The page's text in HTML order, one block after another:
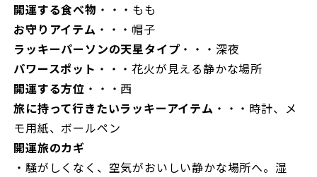
開運する食べ物 ・・・もも
お守りアイテム ・・・帽子
ラッキーパーソンの天星タイプ ・・・深夜
パワースポット ・・・花火が見える静かな場所
開運する方位 ・・・西
旅に持って行きたいラッキーアイテム ・・・時計、メ
モ用紙、ボールペン
開運旅のカギ
・騒がしくなく、空気がおいしい静かな場所へ。湿